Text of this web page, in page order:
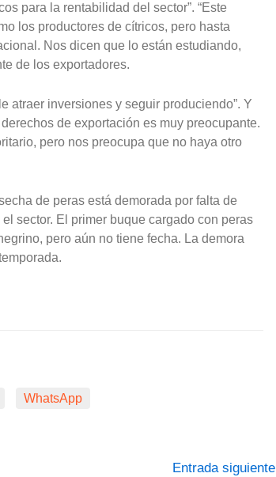
para la rentabilidad del sector”. “Este
los productores de cítricos, pero hasta
Nos dicen que lo están estudiando,
de los exportadores.
atraer inversiones y seguir produciendo”. Y
de exportación es muy preocupante.
pero nos preocupa que no haya otro
de peras está demorada por falta de
sector. El primer buque cargado con peras
pero aún no tiene fecha. La demora
WhatsApp
Entrada siguiente